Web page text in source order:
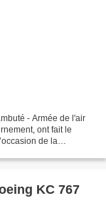
- Armée de l'air
ont fait le
de la
KC 767